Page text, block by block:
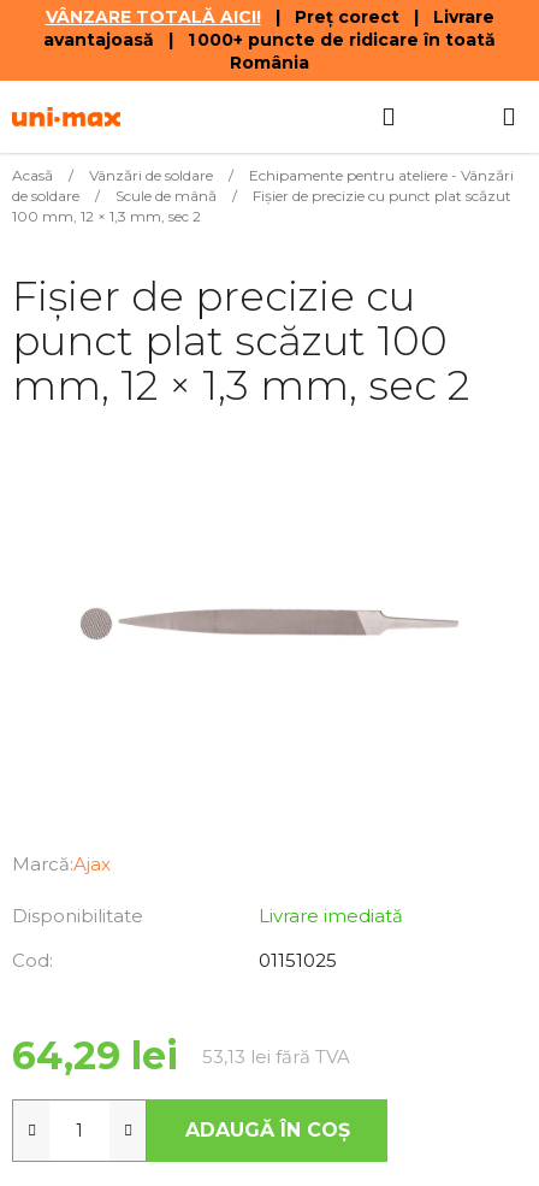
VÂNZARE TOTALĂ AICI!| Preț corect | Livrare
avantajoasă | 1 000+ puncte de ridicare în toată
România
la
DE
Acasă / Vânzări de soldare /
Echipamente pentru ateliere - Vânzări
de soldare
/ Scule de mână /
Fișier de precizie cu punct plat scăzut
100 mm, 12 × 1,3 mm, sec 2
Marcă:Ajax
Disponibilitate
Livrare imediată
Cod:
01151025
64,29 lei 53,13 lei fără TVA
ADAUGĂ ÎN COŞ
Fișier de precizie cu
punct plat scăzut 100
mm, 12 × 1,3 mm, sec 2